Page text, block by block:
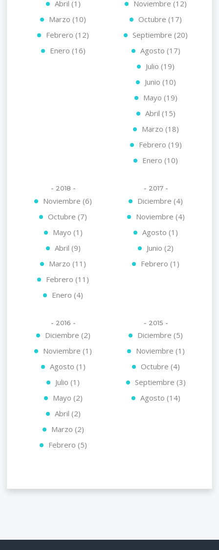
Abril (1)
Marzo (10)
Febrero (12)
Enero (16)
Noviembre (12)
Octubre (17)
Septiembre (20)
Agosto (17)
Julio (19)
Junio (10)
Mayo (19)
Abril (15)
Marzo (18)
Febrero (19)
Enero (10)
- 2018 -
Noviembre (6)
Octubre (7)
Mayo (1)
Abril (9)
Marzo (11)
Febrero (11)
Enero (4)
- 2017 -
Diciembre (4)
Noviembre (4)
Agosto (1)
Junio (2)
Febrero (1)
- 2016 -
Diciembre (2)
Noviembre (1)
Agosto (1)
Julio (1)
Mayo (2)
Abril (2)
Marzo (2)
Febrero (5)
- 2015 -
Diciembre (5)
Noviembre (1)
Octubre (4)
Septiembre (3)
Agosto (14)